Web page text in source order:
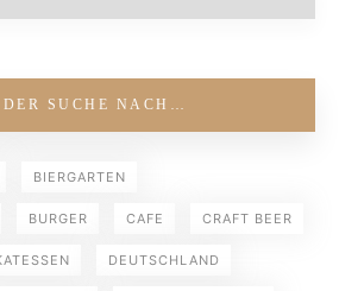
SUCHE NACH…
BIERGARTEN
BURGER CAFE CRAFT BEER
DEUTSCHLAND